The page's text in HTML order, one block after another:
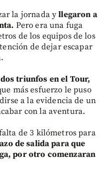
la jornada yllegaron a
Pero era una fuga
de los equipos de los
de dejar escapar
triunfos en el Tour,
más esfuerzo le puso
a la evidencia de un
con la aventura.
de 3 kilómetros para
de salida para que
por otro comenzaran